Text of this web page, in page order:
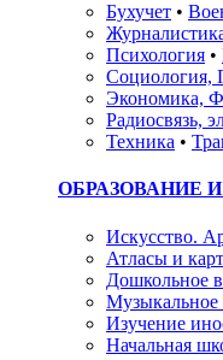
Бухучет •
Психология •
Социология,
Экономика,
Радиосвязь,
Техника •
ОБРАЗОВАНИЕ
Искусство.
Атласы и
Дошкольное
Музыкальное
Изучение
Начальная